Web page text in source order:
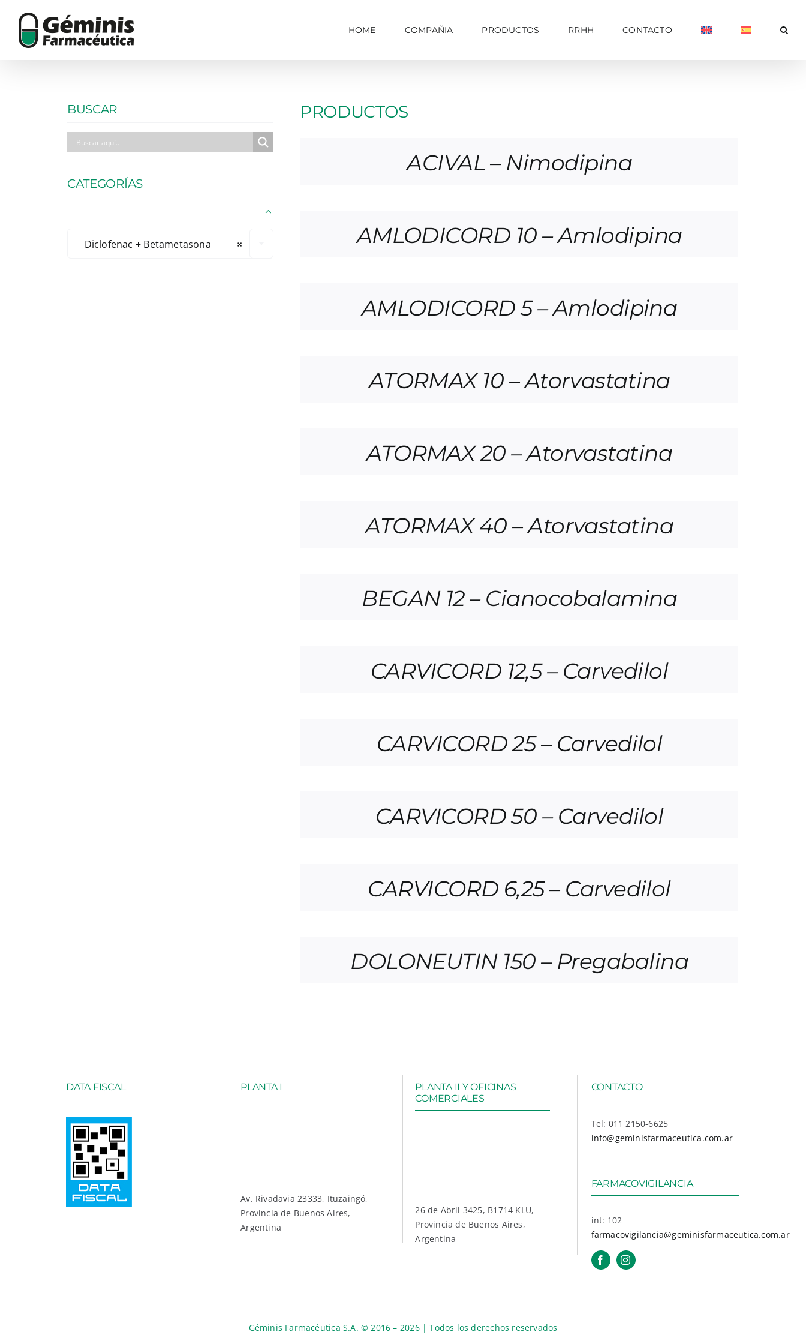
content
HOME COMPAÑIA PRODUCTOS RRHH CONTACTO
BUSCAR
CATEGORÍAS
×
Diclofenac + Betametasona
PRODUCTOS
ACIVAL – Nimodipina
AMLODICORD 10 – Amlodipina
AMLODICORD 5 – Amlodipina
ATORMAX 10 – Atorvastatina
ATORMAX 20 – Atorvastatina
ATORMAX 40 – Atorvastatina
BEGAN 12 – Cianocobalamina
CARVICORD 12,5 – Carvedilol
CARVICORD 25 – Carvedilol
CARVICORD 50 – Carvedilol
CARVICORD 6,25 – Carvedilol
DOLONEUTIN 150 – Pregabalina
DATA FISCAL PLANTA I
Av. Rivadavia 23333, Ituzaingó,
Provincia de Buenos Aires,
Argentina
PLANTA II Y OFICINAS
COMERCIALES
26 de Abril 3425, B1714 KLU,
Provincia de Buenos Aires,
Argentina
CONTACTO
Tel: 011 2150-6625
info@geminisfarmaceutica.com.ar
FARMACOVIGILANCIA
int: 102
farmacovigilancia@geminisfarmaceutica.com.ar
Géminis Farmacéutica S.A. © 2016 – 2026 | Todos los derechos reservados